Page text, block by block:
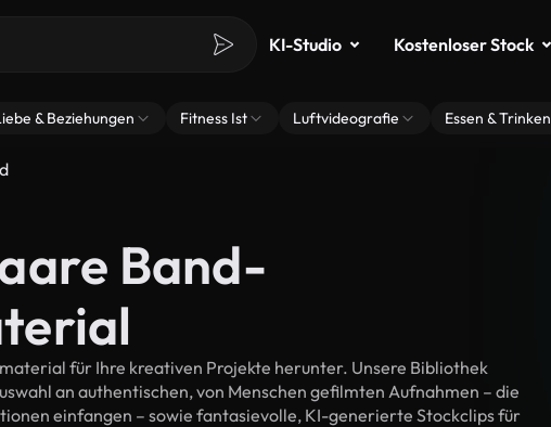
KI-Studio Kostenloser Stock
& Beziehungen Fitness Ist Luftvideografie Essen & Trinken
Band-
für Ihre kreativen Projekte herunter. Unsere Bibliothek
an authentischen, von Menschen gefilmten Aufnahmen – die
einfangen – sowie fantasievolle, KI-generierte Stockclips für